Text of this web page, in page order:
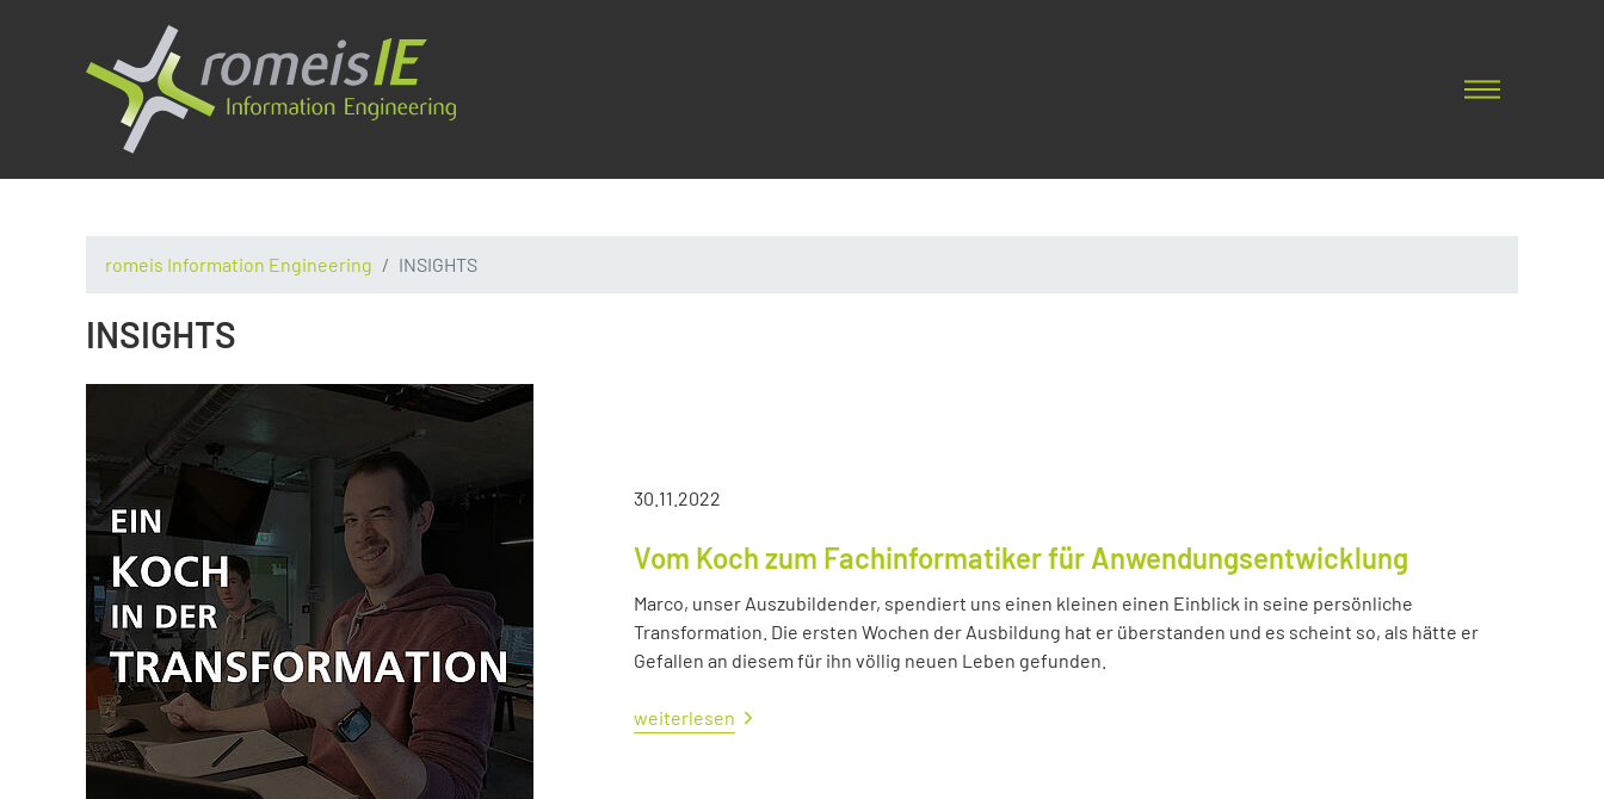
romeis Information Engineering INSIGHTS
INSIGHTS
30.11.2022
Vom Koch zum Fachinformatiker für Anwendungsentwicklung
Marco, unser Auszubildender, spendiert uns einen kleinen einen Einblick in seine persönliche
Transformation. Die ersten Wochen der Ausbildung hat er überstanden und es scheint so, als hätte er
Gefallen an diesem für ihn völlig neuen Leben gefunden.
weiterlesen